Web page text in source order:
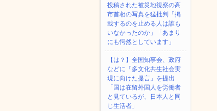
投稿された被災地視察の高
市首相の写真を猛批判「掲
載するのを止める人は誰も
いなかったのか」「あまり
にも愕然としています」
【は？】全国知事会、政府
などに「多文化共生社会実
現に向けた提言」を提出
「国は在留外国人を労働者
と見ているが、日本人と同
じ生活者」